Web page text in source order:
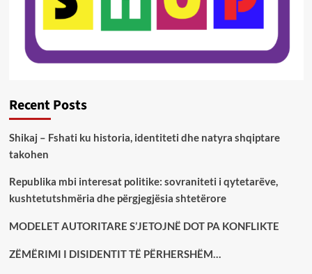
Recent Posts
Shikaj – Fshati ku historia, identiteti dhe natyra shqiptare
takohen
Republika mbi interesat politike: sovraniteti i qytetarëve,
kushtetutshmëria dhe përgjegjësia shtetërore
MODELET AUTORITARE S’JETOJNË DOT PA KONFLIKTE
ZËMËRIMI I DISIDENTIT TË PËRHERSHËM…